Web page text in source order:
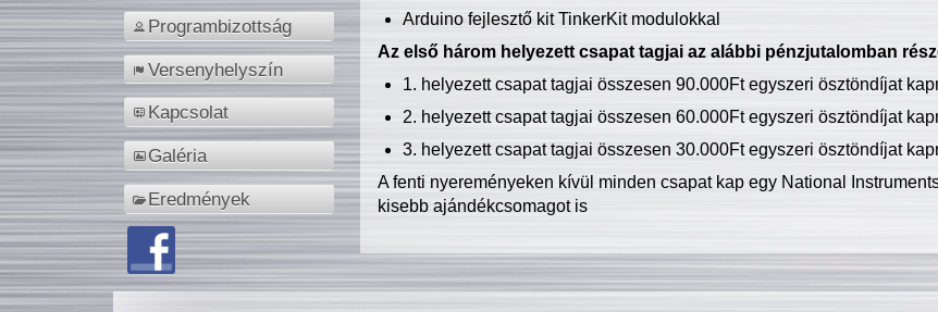
Programbizottság
Versenyhelyszín
Kapcsolat
Galéria
Eredmények
Arduino fejlesztő kit TinkerKit modulokkal
Az első három helyezett csapat tagjai az alábbi pénzjutalomban
1. helyezett csapat tagjai összesen 90.000Ft egyszeri ösztöndíjat
2. helyezett csapat tagjai összesen 60.000Ft egyszeri ösztöndíjat
3. helyezett csapat tagjai összesen 30.000Ft egyszeri ösztöndíjat
A fenti nyereményeken kívül minden csapat kap egy National
kisebb ajándékcsomagot is